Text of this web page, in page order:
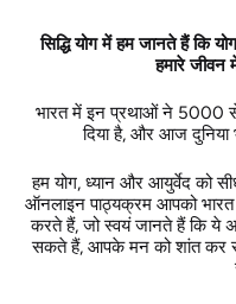
सिद्धि योग में हम जानते हैं कि
हमारे
भारत में इन प्रथाओं ने 5000 से
दिया है, और आज दुनिया
हम योग, ध्यान और आयुर्वेद को
ऑनलाइन पाठ्यक्रम आपको
करते हैं, जो स्वयं जानते हैं कि ये
सकते हैं, आपके मन को शांत कर